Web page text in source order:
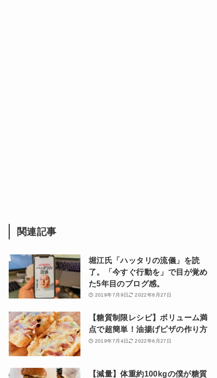
関連記事
堀江氏「ハッタリの流儀」を読
了。「今すぐ行動を」で目が覚め
た5年目のブログ感。
2019年7月9日 2022年6月27日
【糖質制限レシピ】ボリューム満
点で超簡単！油揚げピザの作り方
2019年7月4日 2022年6月27日
【減量】体重約100kgの僕が糖質